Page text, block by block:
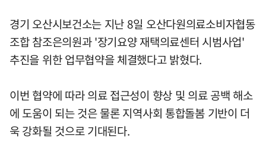
경기 오산시보건소는 지난 8일 오산다원의료소비자협동
조합 참조은의원과 '장기요양 재택의료센터 시범사업'
추진을 위한 업무협약을 체결했다고 밝혔다.
이번 협약에 따라 의료 접근성이 향상 및 의료 공백 해소
에 도움이 되는 것은 물론 지역사회 통합돌봄 기반이 더
욱 강화될 것으로 기대된다.